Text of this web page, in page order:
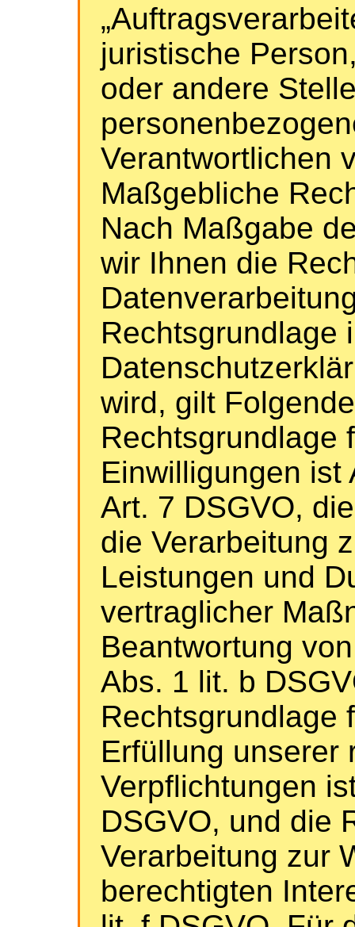
juristische
oder andere
Verantwortlichen
Maßgebliche
Nach Maßgabe
wir Ihnen die
Rechtsgrundlage
wird, gilt
Rechtsgrundlage
Einwilligungen ist
Art. 7 DSGVO,
die Verarbeitung
Leistungen und
vertraglicher
Beantwortung
Abs. 1 lit. b
Rechtsgrundlage
Erfüllung unserer
Verpflichtungen
DSGVO, und die
Verarbeitung zur
berechtigten